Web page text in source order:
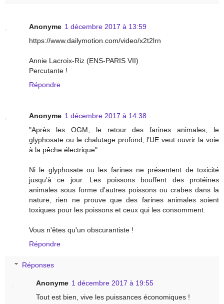
Anonyme 1 décembre 2017 à 13:59
https://www.dailymotion.com/video/x2t2lrn
Annie Lacroix-Riz (ENS-PARIS VII)
Percutante !
Répondre
Anonyme 1 décembre 2017 à 14:38
"Après les OGM, le retour des farines animales, le
glyphosate ou le chalutage profond, l’UE veut ouvrir la voie
à la pêche électrique"
Ni le glyphosate ou les farines ne présentent de toxicité
jusqu'à ce jour. Les poissons bouffent des protéines
animales sous forme d'autres poissons ou crabes dans la
nature, rien ne prouve que des farines animales soient
toxiques pour les poissons et ceux qui les consomment.
Vous n'êtes qu'un obscurantiste !
Répondre
Réponses
Anonyme 1 décembre 2017 à 19:55
Tout est bien, vive les puissances économiques !